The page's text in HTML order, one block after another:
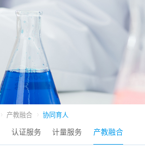
产教融合 协同育人
认证服务 计量服务 产教融合